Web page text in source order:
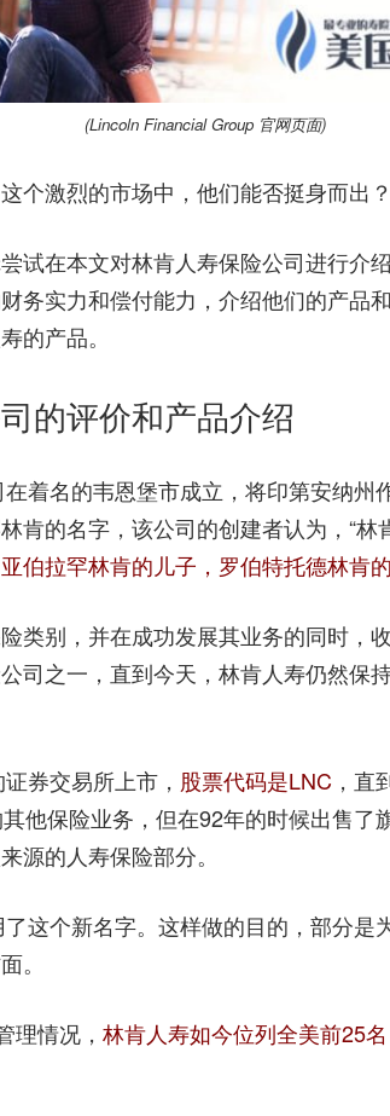
(Lincoln Financial Group 官网页面)
个激烈的市场中，他们能否挺身而出？
试在本文对林肯人寿保险公司进行介
务实力和偿付能力，介绍他们的产品
的产品。
的评价和产品介绍
着名的韦恩堡市成立，将印第安纳州
肯的名字，该公司的创建者认为，“林
伯拉罕林肯的儿子，罗伯特托德林肯的
类别，并在成功发展其业务的同时，
司之一，直到今天，林肯人寿仍然保
券交易所上市， 股票代码是LNC ，直
他保险业务，但在92年的时候出售了
源的人寿保险部分。
这个新名字。这样做的目的，部分是
。
理情况， 林肯人寿如今位列全美前25